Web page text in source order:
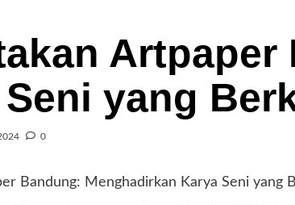
yang
0
Bandung: Menghadirkan Karya Seni yang